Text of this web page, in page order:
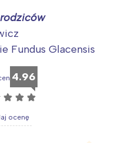
Fundus Glacensis
4.96
☆ ☆ ☆
ocenę